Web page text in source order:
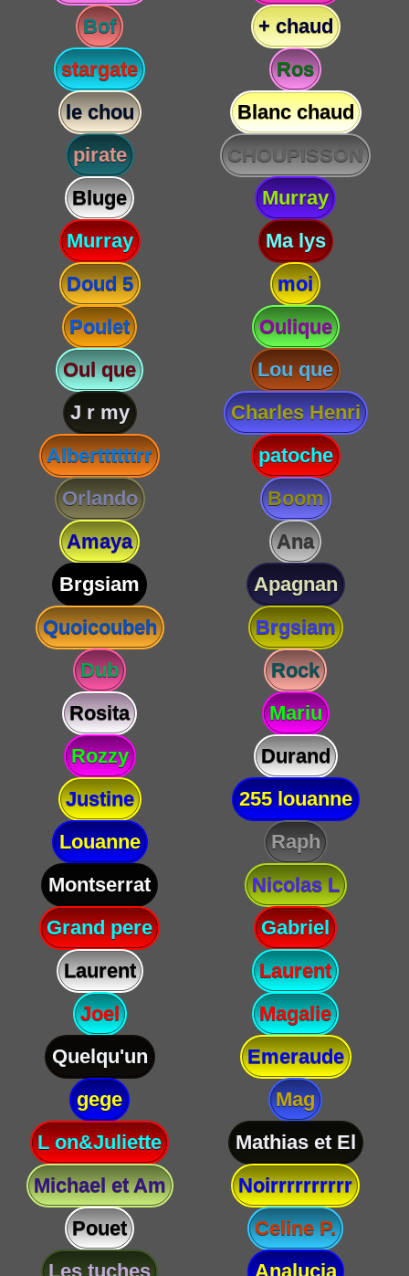
Bof
+ chaud
stargate
Ros
le chou
Blanc chaud
pirate
CHOUPISSON
Bluge
Murray
Murray
Ma lys
Doud 5
moi
Poulet
Oulique
Oul que
Lou que
J r my
Charles Henri
Alberttttttrr
patoche
Orlando
Boom
Amaya
Ana
Brgsiam
Apagnan
Quoicoubeh
Brgsiam
Dub
Rock
Rosita
Mariu
Rozzy
Durand
Justine
255 louanne
Louanne
Raph
Montserrat
Nicolas L
Grand pere
Gabriel
Laurent
Laurent
Joel
Magalie
Quelqu'un
Emeraude
gege
Mag
L on&Juliette
Mathias et El
Michael et Am
Noirrrrrrrrrr
Pouet
Celine P.
Les tuches
Analucia